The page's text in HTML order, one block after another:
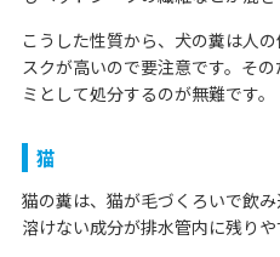
こうした性質から、犬の糞は人
スクが高いので要注意です。そ
ミとして処分するのが無難です。
猫
猫の糞は、猫が毛づくろいで飲
溶けない成分が排水管内に残りや